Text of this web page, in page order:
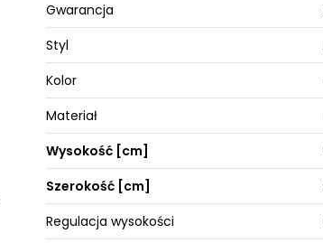
Gwarancja
Styl
Kolor
Materiał
Wysokość [cm]
Szerokość [cm]
Regulacja wysokości